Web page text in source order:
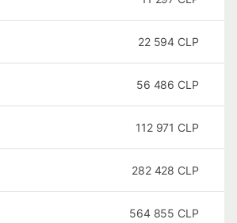
22 594 CLP
56 486 CLP
112 971 CLP
282 428 CLP
564 855 CLP